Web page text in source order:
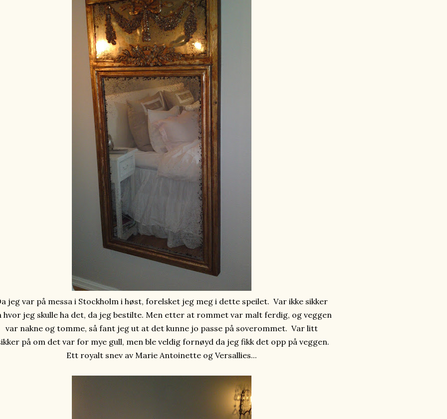
jeg var på messa i Stockholm i høst, forelsket jeg meg i dette speilet. Var ikke sikker
hvor jeg skulle ha det, da jeg bestilte. Men etter at rommet var malt ferdig, og veggen
var nakne og tomme, så fant jeg ut at det kunne jo passe på soverommet. Var litt
på om det var for mye gull, men ble veldig fornøyd da jeg fikk det opp på veggen.
Ett royalt snev av Marie Antoinette og Versallies...